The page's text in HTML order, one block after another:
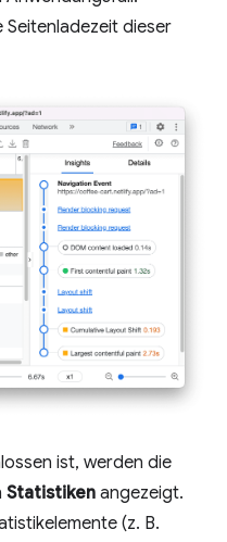
dieser
ist, werden die
Statistiken angezeigt.
(z. B.